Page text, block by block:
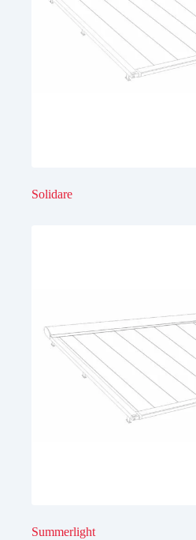
Solidare
Summerlight